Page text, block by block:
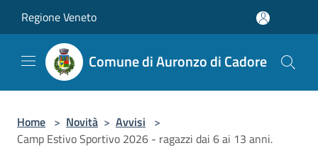
Regione Veneto
Comune di Auronzo di Cadore
Home > Novità > Avvisi >
Camp Estivo Sportivo 2026 - ragazzi dai 6 ai 13 anni.